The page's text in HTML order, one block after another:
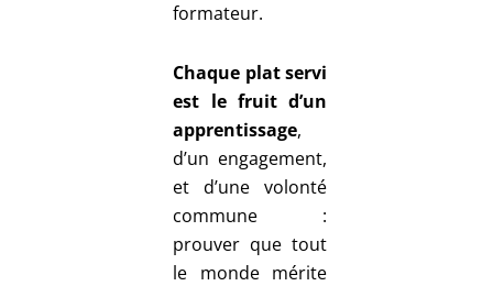
formateur.
Chaque platservi
est le fruit d’un
apprentissage,
d’un engagement,
etd’une volonté
commune :
prouver que tout
le monde mérite